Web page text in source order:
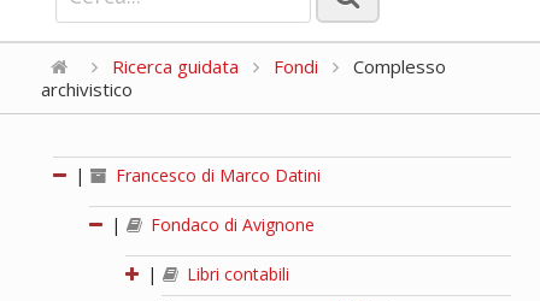
Ricerca guidata Fondi
Complesso
archivistico
| Francesco di Marco Datini
| Fondaco di Avignone
|
Libri contabili